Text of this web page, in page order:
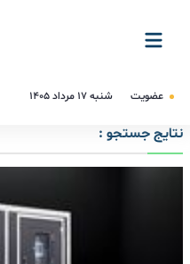
عضویت شنبه ۱۷ مرداد ۱۴۰۵
نتایج جستجو :